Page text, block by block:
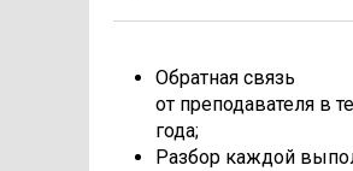
Обратная связь
от преподавателя в
года;
Разбор каждой